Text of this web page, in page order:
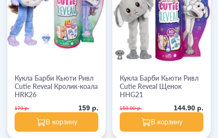
Кукла Барби Кьюти Ривл
Cutie Reveal Кролик-коала
HRK26
179 р. 159 р.
В корзину
Кукла Барби Кьюти Ривл
Cutie Reveal Щенок
HHG21
159.90 р. 144.90 р.
В корзину